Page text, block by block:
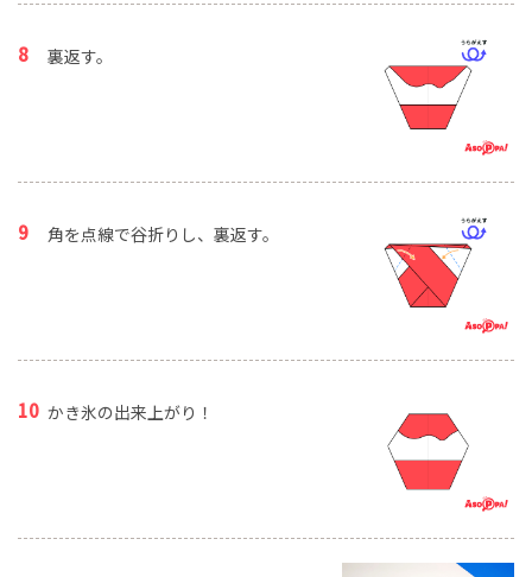
裏返す。
角を点線で谷折りし、裏返す。
かき氷の出来上がり！